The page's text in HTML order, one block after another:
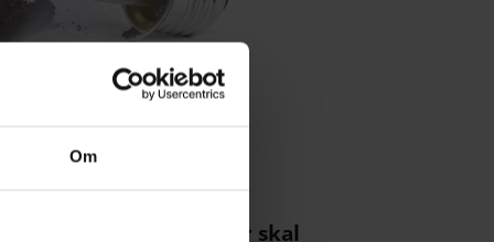
Om
Services Europe, der skal